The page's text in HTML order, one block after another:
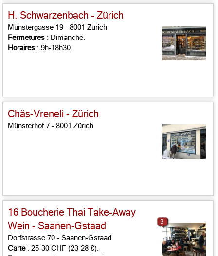
H. Schwarzenbach - Zürich
Münstergasse 19 - 8001 Zürich
Fermetures : Dimanche.
Horaires : 9h-18h30.
Chäs-Vreneli - Zürich
Münsterhof 7 - 8001 Zürich
16 Boucherie Thai Take-Away
Wein - Saanen-Gstaad
Dorfstrasse 70 - Saanen-Gstaad
Carte: 25-30 CHF (23-28 €).
3